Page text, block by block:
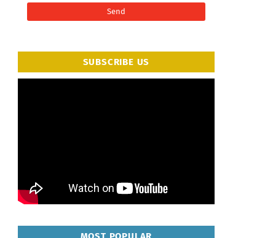
SUBSCRIBE US